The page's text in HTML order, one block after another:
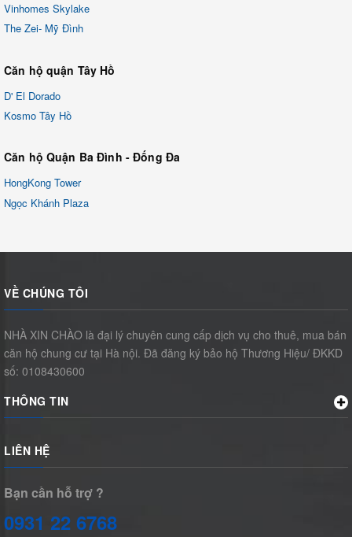
Vinhomes Skylake
The Zei- Mỹ Đình
Căn hộ quận Tây Hồ
D' El Dorado
Kosmo Tây Hồ
Căn hộ Quận Ba Đình - Đống Đa
HongKong Tower
Ngọc Khánh Plaza
VỀ CHÚNG TÔI
NHÀ XIN CHÀO là đại lý chuyên cung cấp dịch vụ cho thuê, mua bán
căn hộ chung cư tại Hà nội. Đã đăng ký bảo hộ Thương Hiệu/ ĐKKD
số: 0108430600
THÔNG TIN
LIÊN HỆ
Bạn cần hỗ trợ ?
0931 22 6768